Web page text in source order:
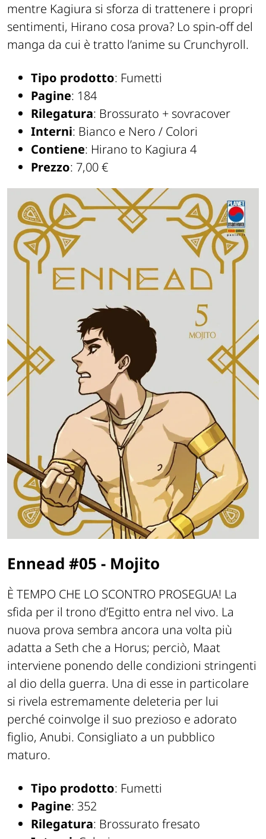
mentre Kagiura si sforza di trattenere i propri
sentimenti, Hirano cosa prova? Lo spin-off del
manga da cui è tratto l’anime su Crunchyroll.
Tipo prodotto: Fumetti
Pagine: 184
Rilegatura: Brossurato + sovracover
Interni: Bianco e Nero / Colori
Contiene: Hirano to Kagiura 4
Prezzo: 7,00 €
Ennead #05 - Mojito
È TEMPO CHE LO SCONTRO PROSEGUA! La
sfida per il trono d’Egitto entra nel vivo. La
nuova prova sembra ancora una volta più
adatta a Seth che a Horus; perciò, Maat
interviene ponendo delle condizioni stringenti
al dio della guerra. Una di esse in particolare
si rivela estremamente deleteria per lui
perché coinvolge il suo prezioso e adorato
figlio, Anubi. Consigliato a un pubblico
maturo.
Tipo prodotto: Fumetti
Pagine: 352
Rilegatura: Brossurato fresato